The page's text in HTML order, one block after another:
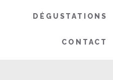
DÉGUSTATIONS
CONTACT